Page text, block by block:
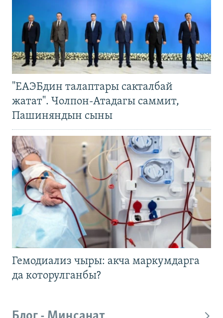
"ЕАЭБдин талаптары сакталбай
жатат". Чолпон-Атадагы саммит,
Пашиняндын сыны
Гемодиализ чыры: акча маркумдарга
да которулганбы?